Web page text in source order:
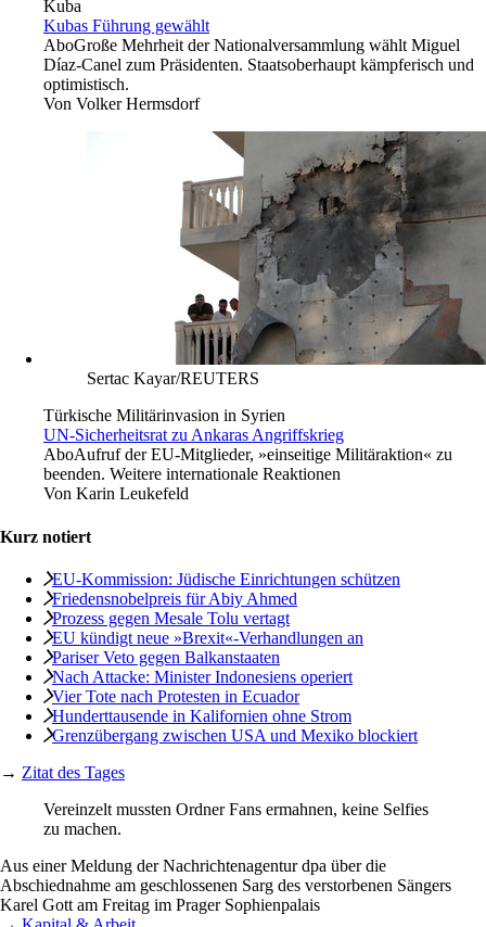
Kuba
Kubas Führung gewählt
AboGroße Mehrheit der Nationalversammlung wählt Miguel
Díaz-Canel zum Präsidenten. Staatsoberhaupt kämpferisch und
optimistisch.
Von Volker Hermsdorf
Sertac Kayar/REUTERS
Türkische Militärinvasion in Syrien
UN-Sicherheitsrat zu Ankaras Angriffskrieg
AboAufruf der EU-Mitglieder, »einseitige Militäraktion« zu
beenden. Weitere internationale Reaktionen
Von Karin Leukefeld
Kurz notiert
EU-Kommission: Jüdische Einrichtungen schützen
Friedensnobelpreis für Abiy Ahmed
Prozess gegen Mesale Tolu vertagt
EU kündigt neue »Brexit«-Verhandlungen an
Pariser Veto gegen Balkanstaaten
Nach Attacke: Minister Indonesiens operiert
Vier Tote nach Protesten in Ecuador
Hunderttausende in Kalifornien ohne Strom
Grenzübergang zwischen USA und Mexiko blockiert
→ Zitat des Tages
Vereinzelt mussten Ordner Fans ermahnen, keine Selfies
zu machen.
Aus einer Meldung der Nachrichtenagentur dpa über die
Abschiednahme am geschlossenen Sarg des verstorbenen Sängers
Karel Gott am Freitag im Prager Sophienpalais